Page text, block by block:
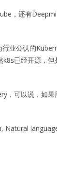
，还有
业公认的
已经开源，
可以说，如